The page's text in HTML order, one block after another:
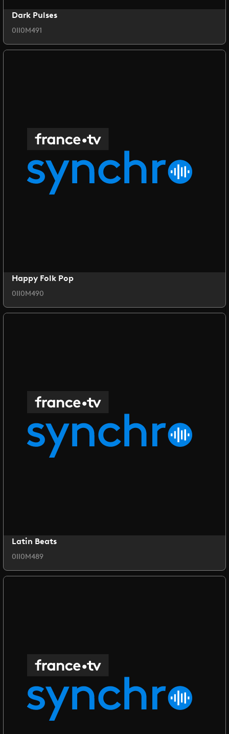
Dark Pulses
0II0M491
Happy Folk Pop
0II0M490
Latin Beats
0II0M489